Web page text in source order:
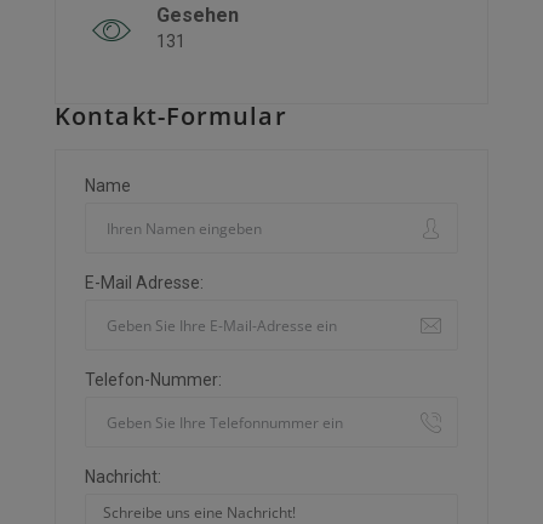
Gesehen
131
Kontakt-Formular
Name
E-Mail Adresse:
Telefon-Nummer:
Nachricht: